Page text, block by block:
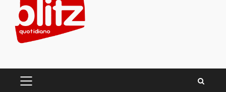
content
PRIMARY